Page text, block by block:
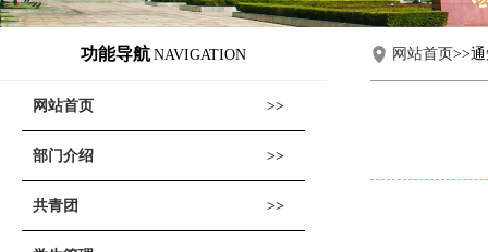
功能导航 NAVIGATION
网站首页
部门介绍
共青团
网站首页>>